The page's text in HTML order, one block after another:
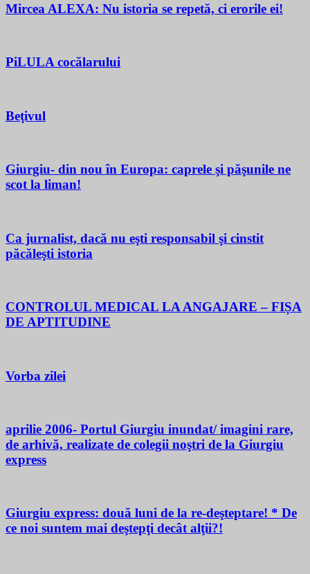
Mircea ALEXA: Nu istoria se repetă, ci erorile ei!
PiLULA cocălarului
Beţivul
Giurgiu- din nou în Europa: caprele şi păşunile ne
scot la liman!
Ca jurnalist, dacă nu eşti responsabil şi cinstit
păcăleşti istoria
CONTROLUL MEDICAL LA ANGAJARE – FIȘA
DE APTITUDINE
Vorba zilei
aprilie 2006- Portul Giurgiu inundat/ imagini rare,
de arhivă, realizate de colegii noştri de la Giurgiu
express
Giurgiu express: două luni de la re-deşteptare! * De
ce noi suntem mai deştepţi decât alţii?!